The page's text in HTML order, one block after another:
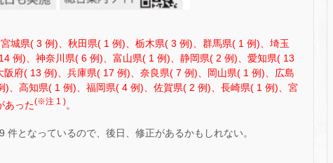
城県( 3 例)、秋田県( 1 例)、栃木県( 3 例)、群馬県( 1 例)、埼玉
例)、神奈川県( 6 例)、富山県( 1 例)、静岡県( 2 例)、愛知県( 13
府( 13 例)、兵庫県( 17 例)、奈良県( 7 例)、岡山県( 1 例)、広島
)、高知県( 1 例)、福岡県( 4 例)、佐賀県( 2 例)、長崎県( 1 例)、宮
あった(※注 1 )。
件となっているので、後日、修正があるかもしれない。